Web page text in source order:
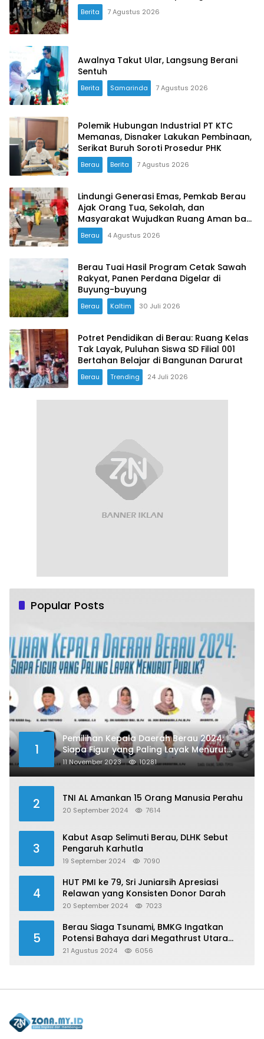
Berita 7 Agustus 2026
Awalnya Takut Ular, Langsung Berani
Sentuh
Berita Samarinda 7 Agustus 2026
Polemik Hubungan Industrial PT KTC
Memanas, Disnaker Lakukan Pembinaan,
Serikat Buruh Soroti Prosedur PHK
Berau Berita 7 Agustus 2026
Lindungi Generasi Emas, Pemkab Berau
Ajak Orang Tua, Sekolah, dan
Masyarakat Wujudkan Ruang Aman bagi
Anak
Berau 4 Agustus 2026
Berau Tuai Hasil Program Cetak Sawah
Rakyat, Panen Perdana Digelar di
Buyung-buyung
Berau Kaltim 30 Juli 2026
Potret Pendidikan di Berau: Ruang Kelas
Tak Layak, Puluhan Siswa SD Filial 001
Bertahan Belajar di Bangunan Darurat
Berau Trending 24 Juli 2026
Popular Posts
1
Pemilihan Kepala Daerah Berau 2024:
Siapa Figur yang Paling Layak Menurut
Publik?
11 November 2023 10281
2 TNI AL Amankan 15 Orang Manusia Perahu
20 September 2024 7614
3
Kabut Asap Selimuti Berau, DLHK Sebut
Pengaruh Karhutla
19 September 2024 7090
4
HUT PMI ke 79, Sri Juniarsih Apresiasi
Relawan yang Konsisten Donor Darah
20 September 2024 7023
5
Berau Siaga Tsunami, BMKG Ingatkan
Potensi Bahaya dari Megathrust Utara
Sulawesi
21 Agustus 2024 6056